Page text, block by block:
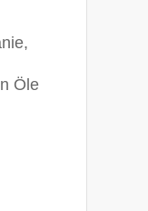
Öle